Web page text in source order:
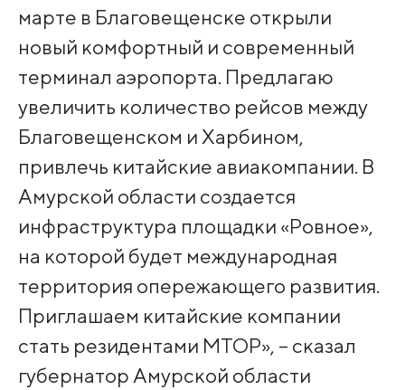
марте в Благовещенске открыли
новый комфортный и современный
терминал аэропорта. Предлагаю
увеличить количество рейсов между
Благовещенском и Харбином,
привлечь китайские авиакомпании. В
Амурской области создается
инфраструктура площадки «Ровное»,
на которой будет международная
территория опережающего развития.
Приглашаем китайские компании
стать резидентами МТОР», – сказал
губернатор Амурской области